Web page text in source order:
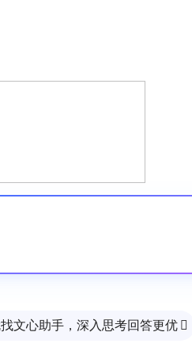
文心助手，深入思考回答更优 